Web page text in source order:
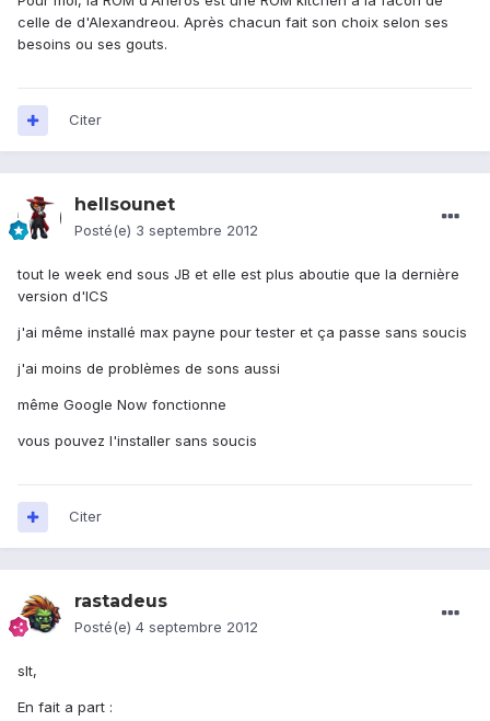
celle de d'Alexandreou. Après chacun fait son choix selon ses
besoins ou ses gouts.
Citer
hellsounet
Posté(e) 3 septembre 2012
tout le week end sous JB et elle est plus aboutie que la dernière
version d'ICS
j'ai même installé max payne pour tester et ça passe sans soucis
j'ai moins de problèmes de sons aussi
même Google Now fonctionne
vous pouvez l'installer sans soucis
Citer
rastadeus
Posté(e) 4 septembre 2012
slt,
En fait a part :